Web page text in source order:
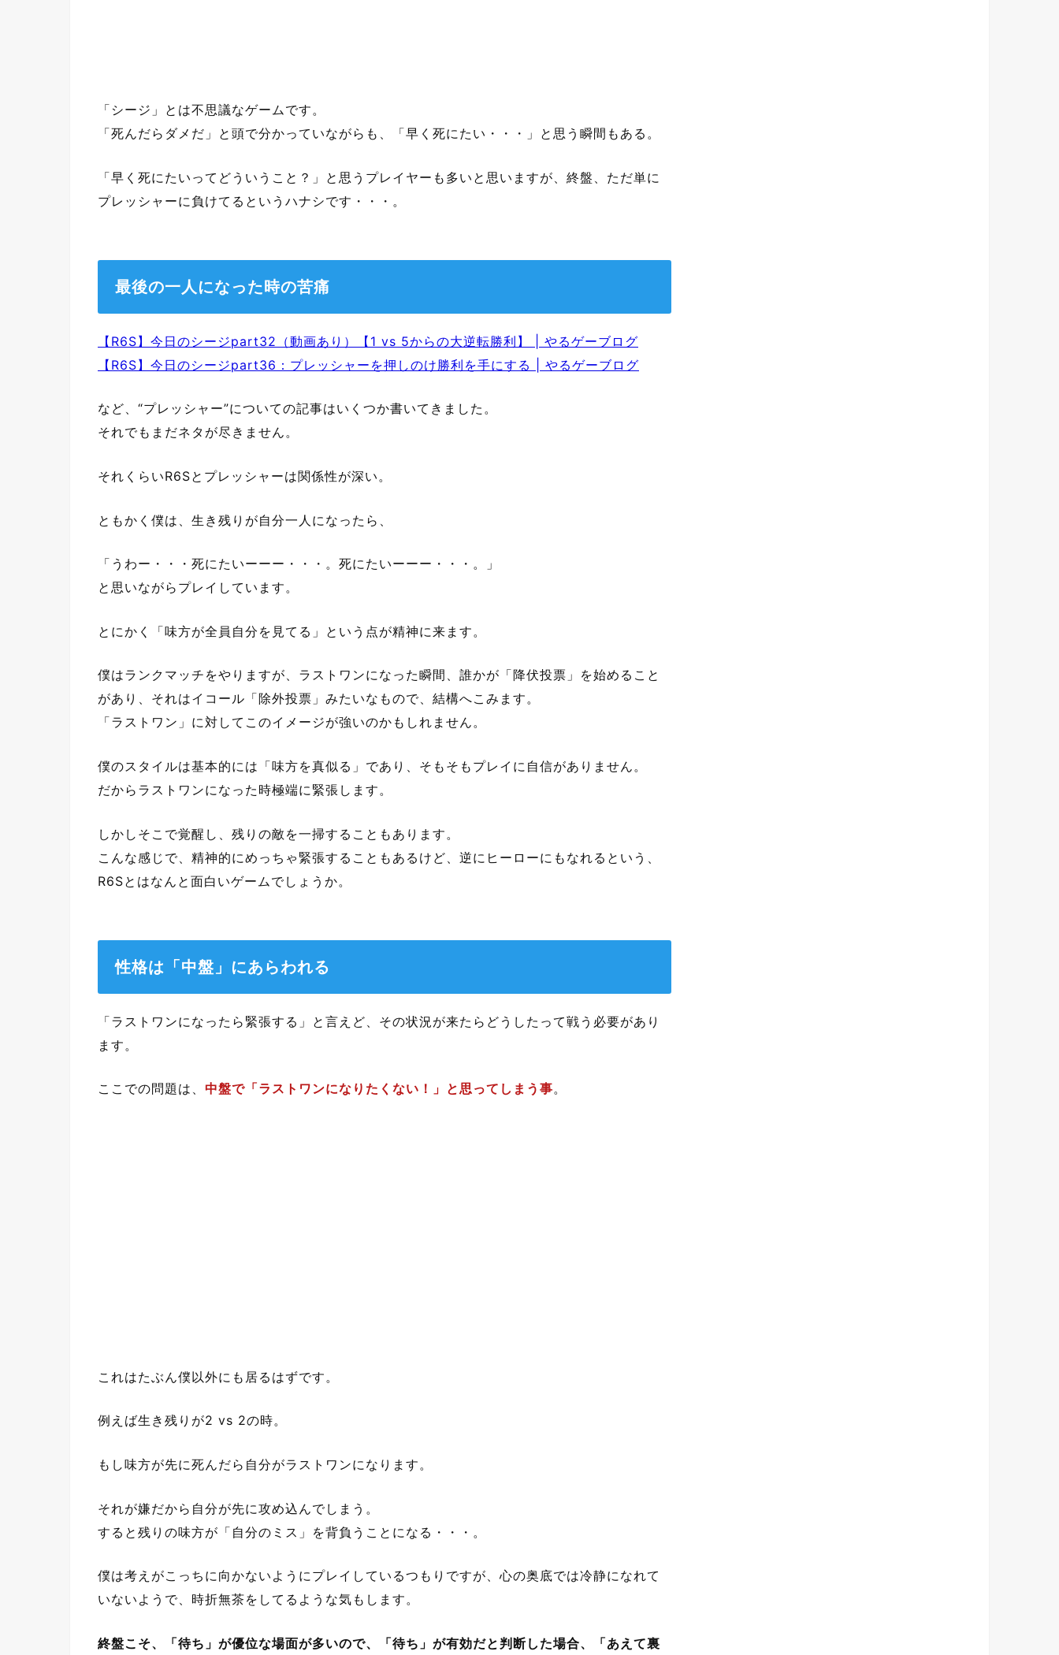
「シージ」とは不思議なゲームです。
「死んだらダメだ」と頭で分かっていながらも、「早く死にたい・・・」と思う瞬間もある。
「早く死にたいってどういうこと？」と思うプレイヤーも多いと思いますが、終盤、ただ単に
プレッシャーに負けてるというハナシです・・・。
最後の一人になった時の苦痛
【R6S】今日のシージpart32（動画あり）【1 vs 5からの大逆転勝利】 | やるゲーブログ
【R6S】今日のシージpart36：プレッシャーを押しのけ勝利を手にする | やるゲーブログ
など、“プレッシャー”についての記事はいくつか書いてきました。
それでもまだネタが尽きません。
それくらいR6Sとプレッシャーは関係性が深い。
ともかく僕は、生き残りが自分一人になったら、
「うわー・・・死にたいーーー・・・。死にたいーーー・・・。」
と思いながらプレイしています。
とにかく「味方が全員自分を見てる」という点が精神に来ます。
僕はランクマッチをやりますが、ラストワンになった瞬間、誰かが「降伏投票」を始めること
があり、それはイコール「除外投票」みたいなもので、結構へこみます。
「ラストワン」に対してこのイメージが強いのかもしれません。
僕のスタイルは基本的には「味方を真似る」であり、そもそもプレイに自信がありません。
だからラストワンになった時極端に緊張します。
しかしそこで覚醒し、残りの敵を一掃することもあります。
こんな感じで、精神的にめっちゃ緊張することもあるけど、逆にヒーローにもなれるという、
R6Sとはなんと面白いゲームでしょうか。
性格は「中盤」にあらわれる
「ラストワンになったら緊張する」と言えど、その状況が来たらどうしたって戦う必要があり
ます。
ここでの問題は、 中盤で「ラストワンになりたくない！」と思ってしまう事。
これはたぶん僕以外にも居るはずです。
例えば生き残りが2 vs 2の時。
もし味方が先に死んだら自分がラストワンになります。
それが嫌だから自分が先に攻め込んでしまう。
すると残りの味方が「自分のミス」を背負うことになる・・・。
僕は考えがこっちに向かないようにプレイしているつもりですが、心の奥底では冷静になれて
いないようで、時折無茶をしてるような気もします。
終盤こそ、「待ち」が優位な場面が多いので、「待ち」が有効だと判断した場合、「あえて裏